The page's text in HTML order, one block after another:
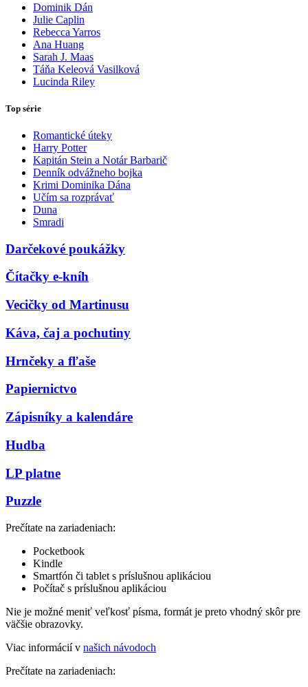
Dominik Dán
Julie Caplin
Rebecca Yarros
Ana Huang
Sarah J. Maas
Táňa Keleová Vasilková
Lucinda Riley
Top série
Romantické úteky
Harry Potter
Kapitán Stein a Notár Barbarič
Denník odvážneho bojka
Krimi Dominika Dána
Učím sa rozprávať
Duna
Smradi
Darčekové poukážky
Čítačky e-kníh
Vecičky od Martinusu
Káva, čaj a pochutiny
Hrnčeky a fľaše
Papiernictvo
Zápisníky a kalendáre
Hudba
LP platne
Puzzle
Prečítate na zariadeniach:
Pocketbook
Kindle
Smartfón či tablet s príslušnou aplikáciou
Počítač s príslušnou aplikáciou
Nie je možné meniť veľkosť písma, formát je preto vhodný skôr pre
väčšie obrazovky.
Viac informácií v našich návodoch
Prečítate na zariadeniach: